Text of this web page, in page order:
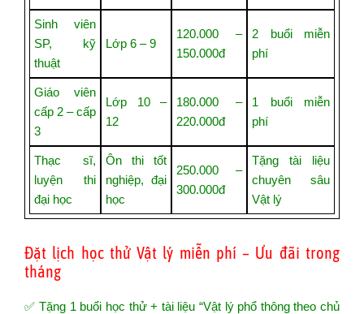
Sinh viên
SP, kỹ
thuật
Lớp 6 – 9
120.000 –
150.000đ
2 buổi miễn
phí
Giáo viên
cấp 2 – cấp
3
Lớp 10 –
12
180.000 –
220.000đ
1 buổi miễn
phí
Thạc sĩ,
luyện thi
đại học
Ôn thi tốt
nghiệp, đại
học
250.000 –
300.000đ
Tặng tài liệu
chuyên sâu
Vật lý
Đặt lịch học thử Vật lý miễn phí – Ưu đãi trong
tháng
✅ Tặng 1 buổi học thử + tài liệu “Vật lý phổ thông theo chủ